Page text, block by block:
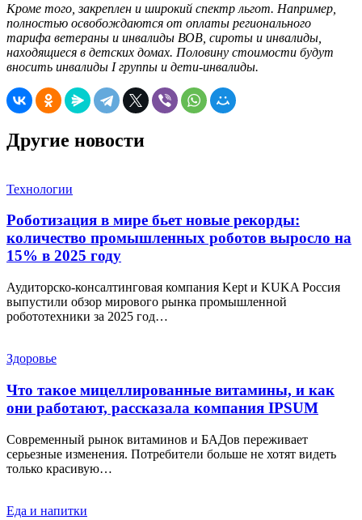
Кроме того, закреплен и широкий спектр льгот. Например,
полностью освобождаются от оплаты регионального
тарифа ветераны и инвалиды ВОВ, сироты и инвалиды,
находящиеся в детских домах. Половину стоимости будут
вносить инвалиды Iгруппы и дети-инвалиды.
Другие новости
Технологии
Роботизация в мире бьет новые рекорды:
количество промышленных роботов выросло на
15% в 2025 году
Аудиторско-консалтинговая компания Kept и KUKA Россия
выпустили обзор мирового рынка промышленной
робототехники за 2025 год…
Здоровье
Что такое мицеллированные витамины, и как
они работают, рассказала компания IPSUM
Современный рынок витаминов и БАДов переживает
серьезные изменения. Потребители больше не хотят видеть
только красивую…
Еда и напитки